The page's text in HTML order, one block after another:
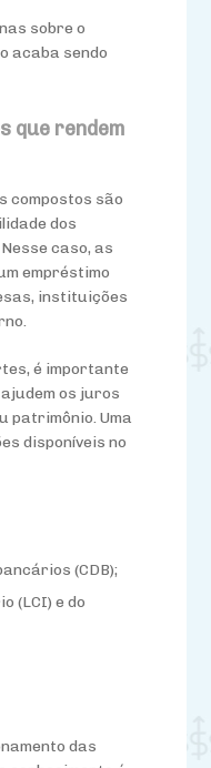
sobre o
acaba sendo
que rendem
compostos são
dos
caso, as
empréstimo
instituições
é importante
os juros
patrimônio. Uma
disponíveis no
(CDB);
(LCI) e do
das